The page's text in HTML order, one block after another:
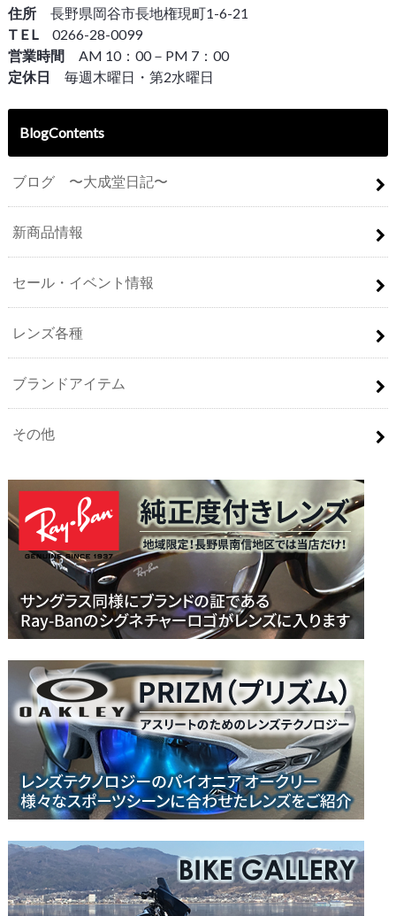
住所 長野県岡谷市長地権現町1-6-21
T E L 0266-28-0099
営業時間 AM 10：00－PM 7：00
定休日
毎週木曜日・第2水曜日
BlogContents
ブログ 〜大成堂日記〜
新商品情報
セール・イベント情報
レンズ各種
ブランドアイテム
その他